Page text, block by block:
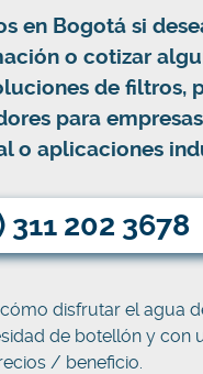
en Bogotá si
o cotizar
de filtros,
para
o aplicaciones
311 202 3678
disfrutar el agua
de botellón y con
/ beneficio.